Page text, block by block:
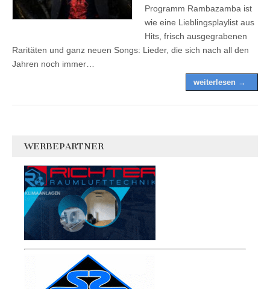
Programm Rambazamba ist
wie eine Lieblingsplaylist aus
Hits, frisch ausgegrabenen
Raritäten und ganz neuen Songs: Lieder, die sich nach all den
Jahren noch immer…
weiterlesen →
WERBEPARTNER